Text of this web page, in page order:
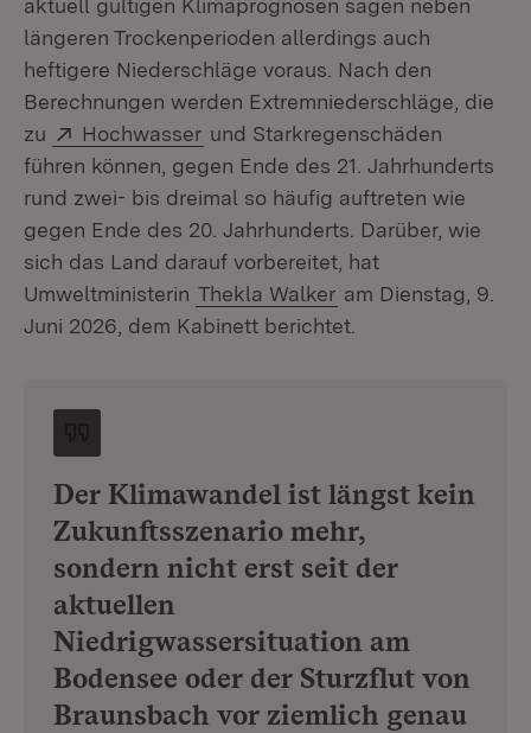
aktuell gültigen Klimaprognosen sagen neben
längeren Trockenperioden allerdings auch
heftigere Niederschläge voraus. Nach den
Berechnungen werden Extremniederschläge, die
zu
Extern:
Hochwasser (Öffnet in neuem Fenster)
und Starkregenschäden
führen können, gegen Ende des 21. Jahrhunderts
rund zwei- bis dreimal so häufig auftreten wie
gegen Ende des 20. Jahrhunderts. Darüber, wie
sich das Land darauf vorbereitet, hat
Umweltministerin Thekla Walker am Dienstag, 9.
Juni 2026, dem Kabinett berichtet.
Der Klimawandel ist längst kein
Zukunftsszenario mehr,
sondern nicht erst seit der
aktuellen
Niedrigwassersituation am
Bodensee oder der Sturzflut von
Braunsbach vor ziemlich genau